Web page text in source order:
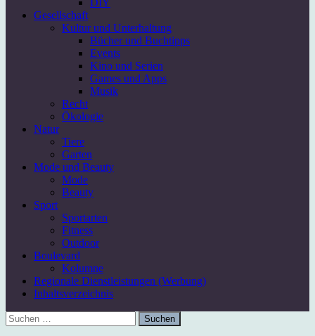
Gesellschaft
Kultur und Unterhaltung
Bücher und Buchtipps
Events
Kino und Serien
Games und Apps
Musik
Recht
Ökologie
Natur
Tiere
Garten
Mode und Beauty
Mode
Beauty
Sport
Sportarten
Fitness
Outdoor
Boulevard
Kolumne
Regionale Dienstleistungen (Werbung)
Inhaltsverzeichnis
Suchen
nach: